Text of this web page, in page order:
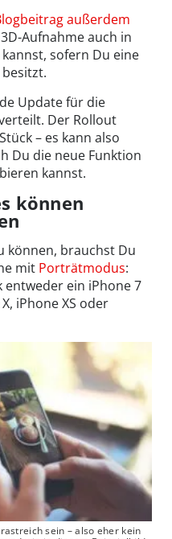
außerdem
Aufnahme auch in
sofern Du eine
Update für die
Der Rollout
– es kann also
Du die neue Funktion
kannst.
können
können, brauchst Du
mit Porträtmodus:
entweder ein iPhone 7
iPhone XS oder
sein – also eher kein